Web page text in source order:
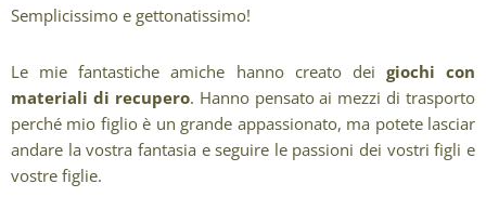
Semplicissimo e gettonatissimo!
Le mie fantastiche amiche hanno creato dei giochi con
materiali di recupero. Hanno pensato ai mezzi di trasporto
perché mio figlio è un grande appassionato, ma potete lasciar
andare la vostra fantasia e seguire le passioni dei vostri figli e
vostre figlie.